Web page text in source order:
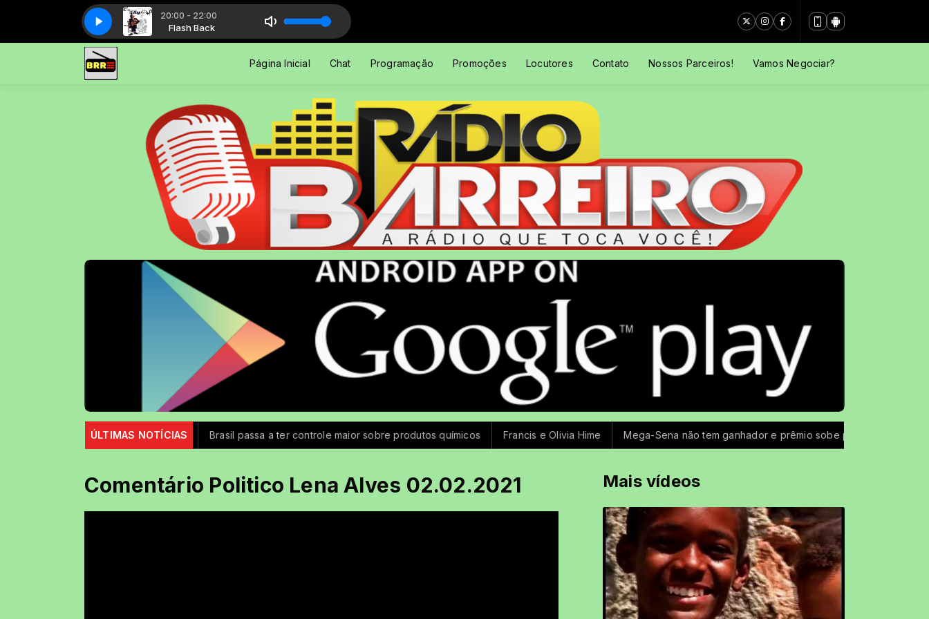
20:00 - 22:00
Flash Back Flash Back
- Galope rasante - Acústico (Zé Ramalho)Zé Ramalho - Galope rasante - Acústico (Zé Ramalho)
Página Inicial Chat Programação Promoções Locutores Contato Nossos Parceiros! Vamos Negociar?
ÚLTIMAS NOTÍCIAS
Iron Ladies Brasil passa a ter controle maior sobre produtos químicos Francis e Olivia Hime Mega-Sena não tem ganhador e prêmio sobe para R$ 150 milhões
Comentário Politico Lena Alves 02.02.2021 Mais vídeos